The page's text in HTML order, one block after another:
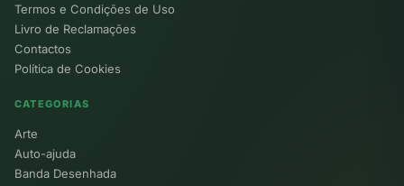
Termos e Condições de Uso
Livro de Reclamações
Contactos
Política de Cookies
CATEGORIAS
Arte
Auto-ajuda
Banda Desenhada